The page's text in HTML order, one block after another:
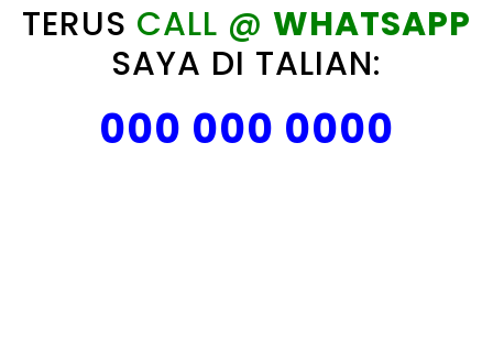
TERUS CALL @ WHATSAPP
SAYA DI TALIAN:
000 000 0000